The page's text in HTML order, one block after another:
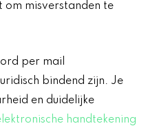
om misverstanden te
per mail
bindend zijn. Je
en duidelijke
handtekening